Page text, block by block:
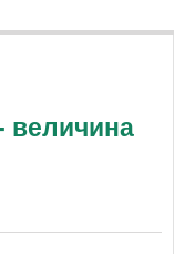
величина